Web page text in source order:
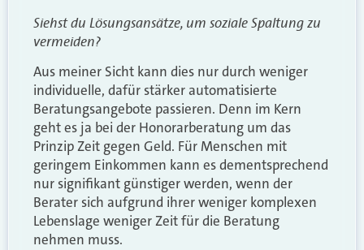
Siehst du Lösungsansätze, um soziale Spaltung zu
vermeiden?
Aus meiner Sicht kann dies nur durch weniger
individuelle, dafür stärker automatisierte
Beratungsangebote passieren. Denn im Kern
geht es ja bei der Honorarberatung um das
Prinzip Zeit gegen Geld. Für Menschen mit
geringem Einkommen kann es dementsprechend
nur signifikant günstiger werden, wenn der
Berater sich aufgrund ihrer weniger komplexen
Lebenslage weniger Zeit für die Beratung
nehmen muss.